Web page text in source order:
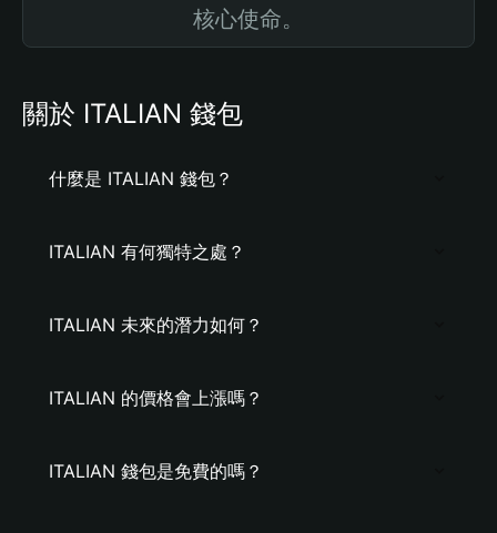
核心使命。
關於 ITALIAN 錢包
什麼是 ITALIAN 錢包？
ITALIAN 有何獨特之處？
ITALIAN 未來的潛力如何？
ITALIAN 的價格會上漲嗎？
ITALIAN 錢包是免費的嗎？